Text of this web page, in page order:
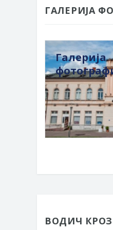
ГАЛЕРИЈА
Галерија
ВОДИЧ